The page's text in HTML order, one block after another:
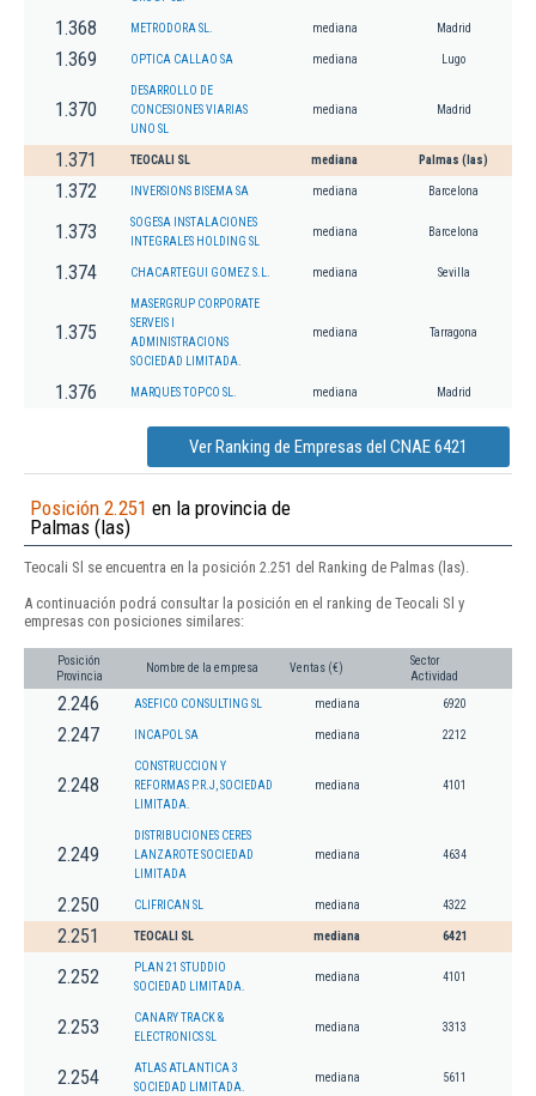
1.368 METRODORA SL. mediana Madrid
1.369 OPTICA CALLAO SA mediana Lugo
1.370
DESARROLLO DE
CONCESIONES VIARIAS
UNO SL
mediana Madrid
1.371 TEOCALI SL mediana Palmas (las)
1.372 INVERSIONS BISEMA SA mediana Barcelona
1.373
SOGESA INSTALACIONES
INTEGRALES HOLDING SL
mediana Barcelona
1.374 CHACARTEGUI GOMEZ S.L. mediana Sevilla
1.375
MASERGRUP CORPORATE
SERVEIS I
ADMINISTRACIONS
SOCIEDAD LIMITADA.
mediana Tarragona
1.376 MARQUES TOPCO SL. mediana Madrid
Ver Ranking de Empresas del CNAE 6421
Posición 2.251 en la provincia de
Palmas (las)
Teocali Sl se encuentra en la posición 2.251 del Ranking de Palmas (las).
A continuación podrá consultar la posición en el ranking de Teocali Sl y
empresas con posiciones similares:
Posición
Provincia
Nombre de la empresa Ventas (€)
Sector
Actividad
2.246 ASEFICO CONSULTING SL mediana 6920
2.247 INCAPOL SA mediana 2212
2.248
CONSTRUCCION Y
REFORMAS P.R.J, SOCIEDAD
LIMITADA.
mediana 4101
2.249
DISTRIBUCIONES CERES
LANZAROTE SOCIEDAD
LIMITADA
mediana 4634
2.250 CLIFRICAN SL mediana 4322
2.251 TEOCALI SL mediana 6421
2.252
PLAN 21 STUDDIO
SOCIEDAD LIMITADA.
mediana 4101
2.253
CANARY TRACK &
ELECTRONICS SL
mediana 3313
2.254
ATLAS ATLANTICA 3
SOCIEDAD LIMITADA.
mediana 5611